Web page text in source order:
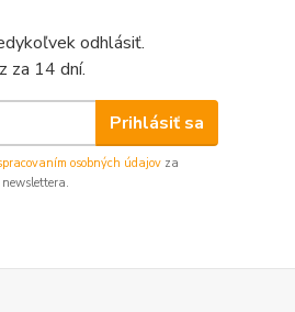
odhlásiť.
za 14 dní.
Prihlásiť sa
osobných údajov za